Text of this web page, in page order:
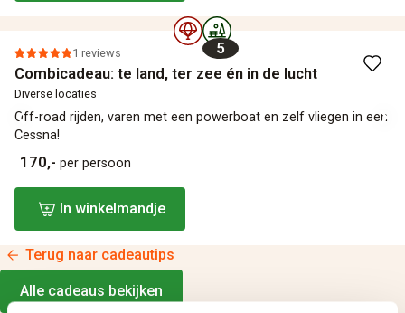
5
1 reviews
Combicadeau: te land, ter zee én in de lucht
Diverse locaties
Off-road rijden, varen met een powerboat en zelf vliegen in een
Cessna!
170,- per persoon
In winkelmandje
Terug naar cadeautips
Alle cadeaus bekijken